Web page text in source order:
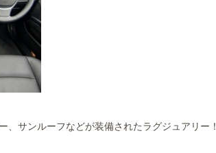
、サンルーフなどが装備されたラグジュアリー！